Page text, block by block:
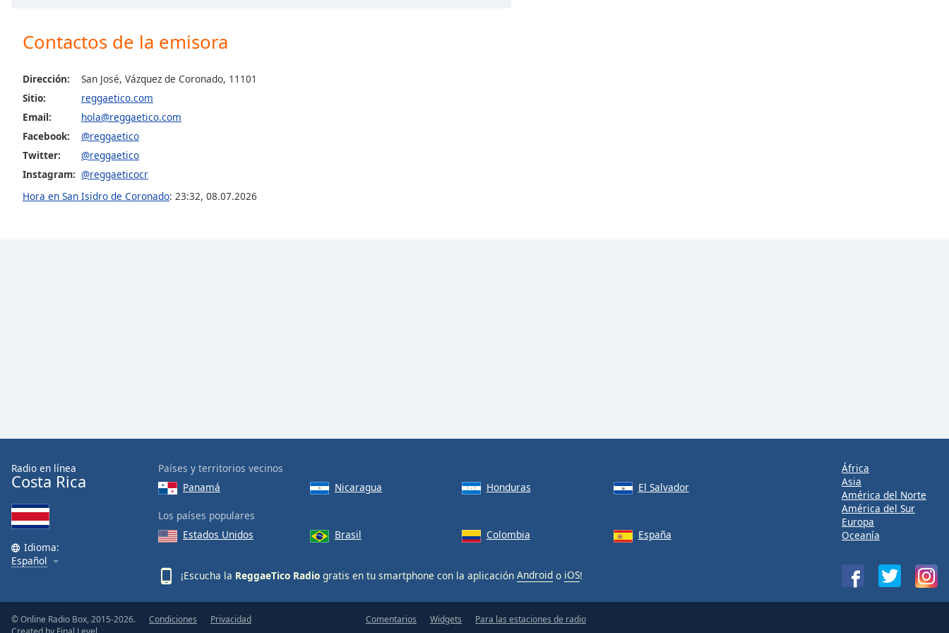
Color
Opacity
Background
Color
Edge
Style
Font
Family
Done
Close
Contactos de la emisora
Dirección:
San José, Vázquez de Coronado, 11101
Sitio:
reggaetico.com
Email:
hola@reggaetico.com
Facebook:
@reggaetico
Twitter:
@reggaetico
Instagram: @reggaeticocr
Hora en San Isidro de Coronado: 23:32, 08.07.2026
Radio en línea
Costa Rica
Idioma:
Español
Países y territorios vecinos
Panamá
Nicaragua Honduras El Salvador
Los países populares
Estados Unidos
Brasil Colombia España
¡Escucha la ReggaeTico Radio gratis en tu smartphone con la aplicación Android o iOS!
África
Asia
América del Norte
América del Sur
Europa
Oceanía
© Online Radio Box, 2015-2026.
Condiciones Privacidad Comentarios Widgets Para las estaciones de radio